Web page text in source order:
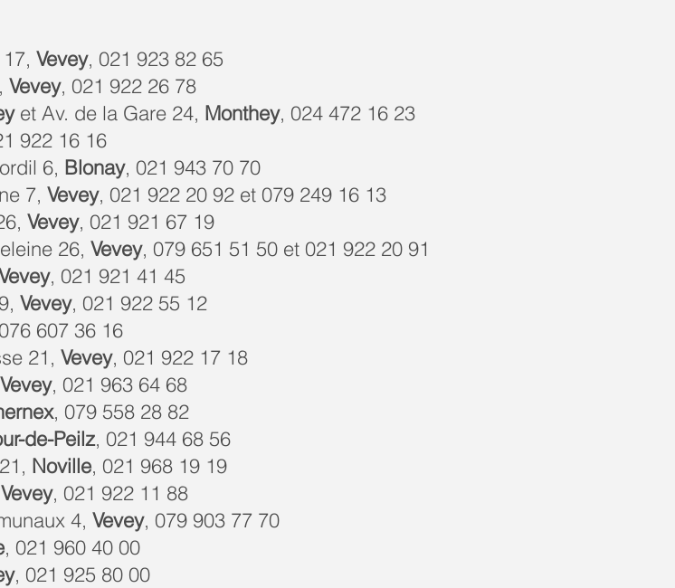
Vevey, 021 923 82 65
Vevey, 021 922 26 78
et Av. de la Gare 24, Monthey, 024 472 16 23
922 16 16
6, Blonay, 021 943 70 70
7, Vevey, 021 922 20 92 et 079 249 16 13
Vevey, 021 921 67 19
26, Vevey, 079 651 51 50 et 021 922 20 91
, 021 921 41 45
Vevey, 021 922 55 12
607 36 16
21, Vevey, 021 922 17 18
Vevey, 021 963 64 68
, 079 558 28 82
de-Peilz, 021 944 68 56
Noville, 021 968 19 19
Vevey, 021 922 11 88
4, Vevey, 079 903 77 70
, 021 960 40 00
, 021 925 80 00